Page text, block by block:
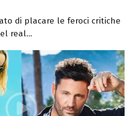
di placare le feroci critiche
real...